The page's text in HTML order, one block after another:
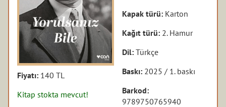
Fiyatı: 140 TL
Kitap stokta mevcut!
Kapak türü: Karton
Kağıt türü: 2. Hamur
Dil:Türkçe
Baskı: 2025 / 1. baskı
Barkod:
9789750765940